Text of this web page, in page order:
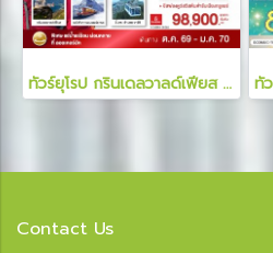
ทัวร์ยุโรป กรินเดลวาลด์เฟียส เอกิสฮอร์นเฟี้ยว สวิตเซอร์แลนด์ เยอรมนี 8 วัน 5 คืน
Contact Us